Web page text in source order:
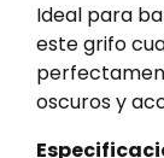
Ideal para
este grifo
oscuros y